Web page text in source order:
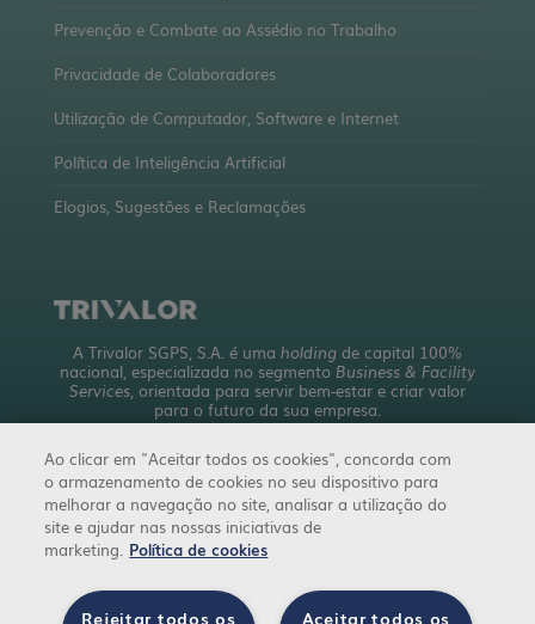
Prevenção e Combate ao Assédio no Trabalho
Privacidade de Colaboradores
Utilização de Computador, Software e Internet
Política de Inteligência Artificial
Elogios, Sugestões e Reclamações
A Trivalor SGPS, S.A. é uma holdingde capital 100%
nacional, especializada no segmento Business & Facility
Services, orientada para servir bem-estar e criar valor
para o futuro da sua empresa.
10 empresas a operar em 4 áreas de negócio.
trivalor.pt
Ao clicar em "Aceitar todos os cookies", concorda com
o armazenamento de cookies no seu dispositivo para
melhorar a navegação no site, analisar a utilização do
site e ajudar nas nossas iniciativas de
marketing. Política de cookies
Aceitar todos os
Rejeitar todos os